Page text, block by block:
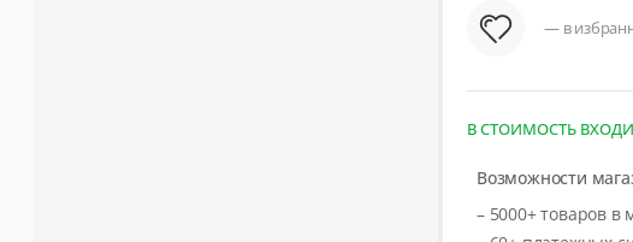
— в
В СТОИМОСТЬ
Возможности
– 5000+ товаров в